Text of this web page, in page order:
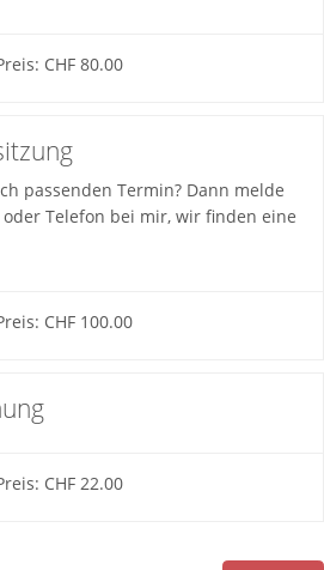
CHF 80.00
passenden Termin? Dann melde
oder Telefon bei mir, wir finden eine
CHF 100.00
CHF 22.00